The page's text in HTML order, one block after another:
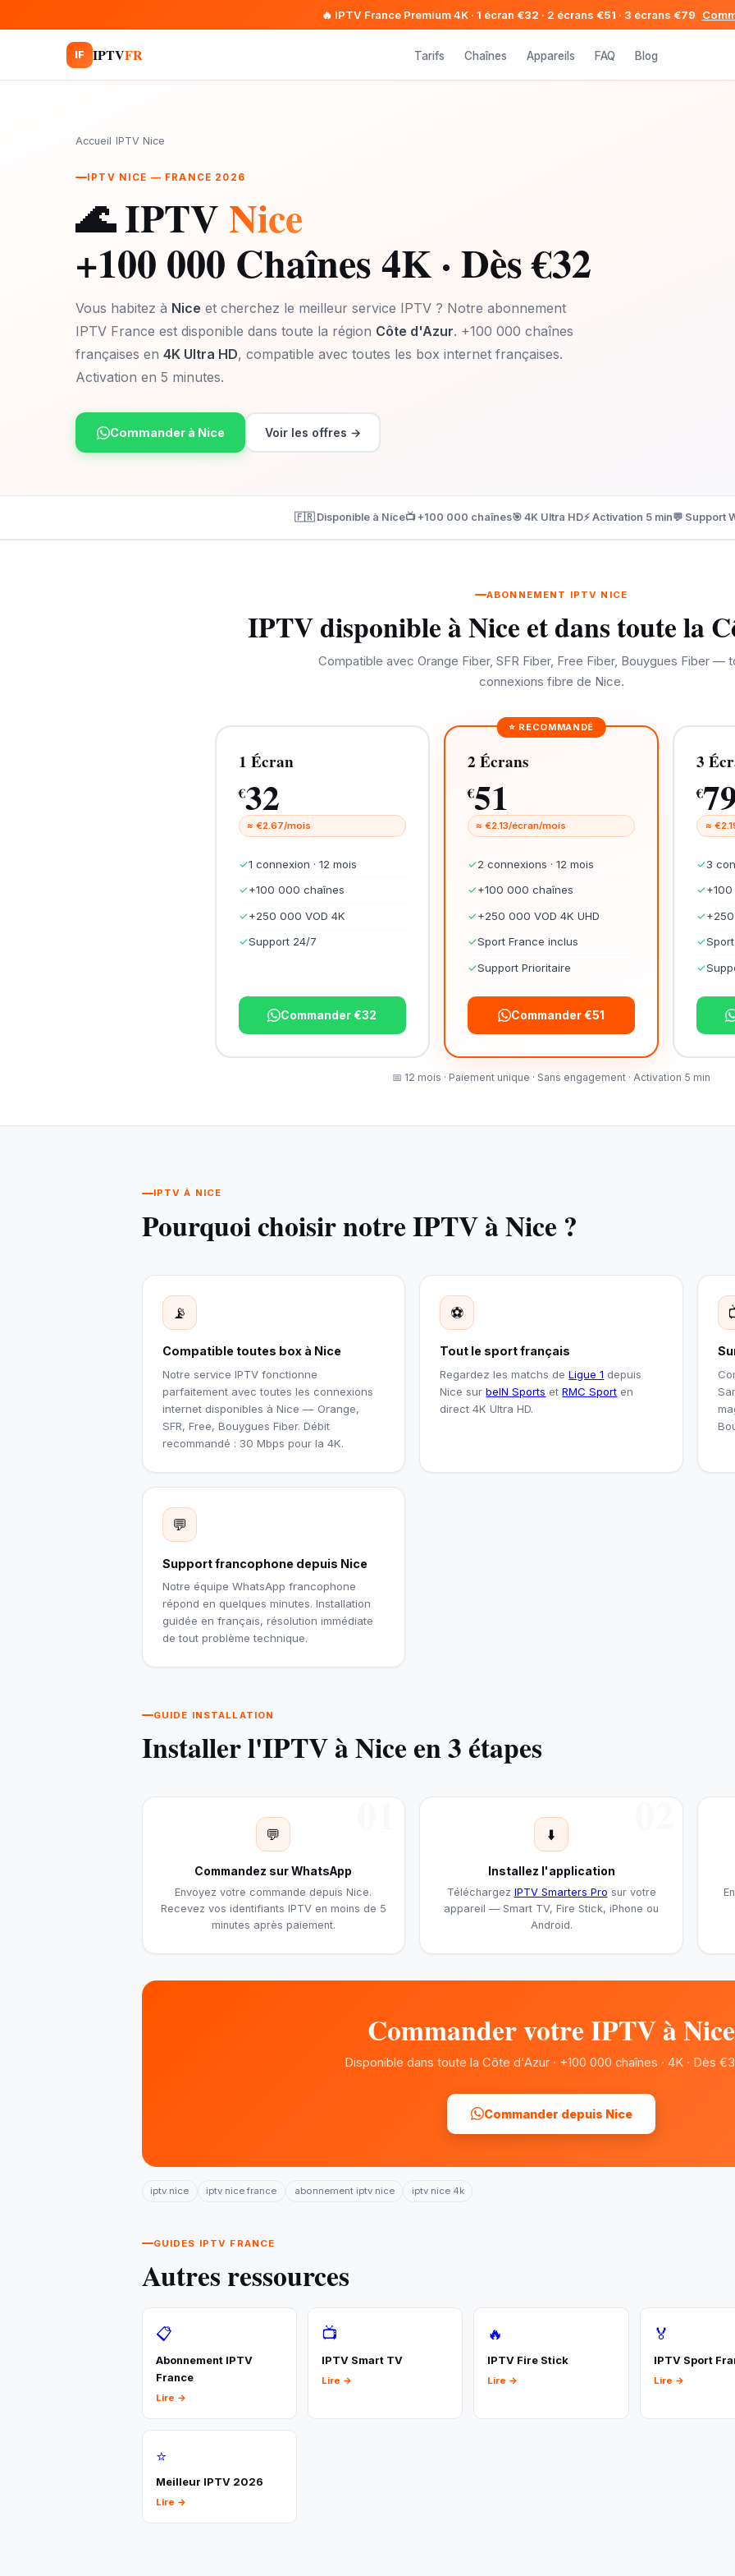
🔥 IPTV France Premium 4K · 1 écran €32 · 2 écrans €51 · 3 écrans €79
IF IPTVFR Tarifs Chaînes Appareils FAQ Blog
Accueil› IPTV Nice
IPTV NICE — FRANCE 2026
🌊 IPTVNice
+100 000 Chaînes 4K · Dès €32
Vous habitez à Nice et cherchez le meilleur service IPTV ? Notre abonnement
IPTV France est disponible dans toute la région Côte d'Azur. +100 000 chaînes
françaises en 4K Ultra HD, compatible avec toutes les box internet françaises.
Activation en 5 minutes.
Commander à Nice Voir les offres →
🇫🇷 Disponible à Nice📺 +100 000 chaînes🎯 4K Ultra HD⚡ Activation 5 min💬 Support
ABONNEMENT IPTV NICE
IPTV disponible à Nice et dans toute la
Compatible avec Orange Fiber, SFR Fiber, Free Fiber, Bouygues Fiber —
connexions fibre de Nice.
1 Écran
€32
≈ €2.67/mois
✓1 connexion · 12 mois
✓+100 000 chaînes
✓+250 000 VOD 4K
✓Support 24/7
Commander €32
⭐ RECOMMANDÉ
2 Écrans
€51
≈ €2.13/écran/mois
✓2 connexions · 12 mois
✓+100 000 chaînes
✓+250 000 VOD 4K UHD
✓Sport France inclus
✓Support Prioritaire
Commander €51
3
€
≈
✓3
✓
✓
✓
✓
📅 12 mois · Paiement unique · Sans engagement · Activation 5 min
IPTV À NICE
Pourquoi choisir notre IPTV à Nice ?
📡
Compatible toutes box à Nice
Notre service IPTV fonctionne
parfaitement avec toutes les connexions
internet disponibles à Nice — Orange,
SFR, Free, Bouygues Fiber. Débit
recommandé : 30 Mbps pour la 4K.
⚽
Tout le sport français
Regardez les matchs deLigue 1 depuis
Nice surbeIN Sports etRMC Sport en
direct 4K Ultra HD.
💬
Support francophone depuis Nice
Notre équipe WhatsApp francophone
répond en quelques minutes. Installation
guidée en français, résolution immédiate
de tout problème technique.
GUIDE INSTALLATION
Installer l'IPTV à Nice en 3 étapes
01
💬
Commandez sur WhatsApp
Envoyez votre commande depuis Nice.
Recevez vos identifiants IPTV en moins de 5
minutes après paiement.
02
⬇️
Installez l'application
Téléchargez IPTV Smarters Pro sur votre
appareil — Smart TV, Fire Stick, iPhone ou
Android.
Commander votre IPTV à Nice
Disponible dans toute la Côte d'Azur · +100 000 chaînes · 4K · Dès
Commander depuis Nice
iptv nice iptv nice france abonnement iptv nice iptv nice 4k
GUIDES IPTV FRANCE
Autres ressources
📋
Abonnement IPTV
France
Lire →
📺
IPTV Smart TV
Lire →
🔥
IPTV Fire Stick
Lire →
🏅
IPTV Sport
Lire →
⭐
Meilleur IPTV 2026
Lire →